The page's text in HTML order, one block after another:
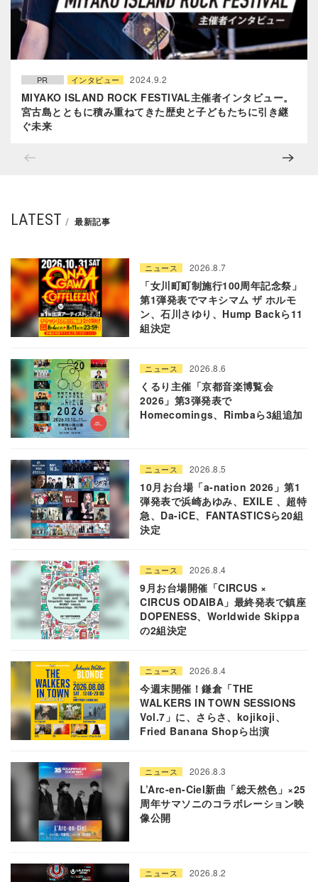
PR インタビュー 2024.9.2
MIYAKO ISLAND ROCK FESTIVAL主催者インタビュー。
宮古島とともに積み重ねてきた歴史と子どもたちに引き継
ぐ未来
LATEST 最新記事
ニュース 2026.8.7
「女川町町制施行100周年記念祭」
第1弾発表でマキシマム ザ ホルモ
ン、石川さゆり、Hump Backら11
組決定
ニュース 2026.8.6
くるり主催「京都音楽博覧会
2026」第3弾発表で
Homecomings、Rimbaら3組追加
ニュース 2026.8.5
10月お台場「a-nation 2026」第1
弾発表で浜崎あゆみ、EXILE 、超特
急、Da-iCE、FANTASTICSら20組
決定
ニュース 2026.8.4
9月お台場開催「CIRCUS ×
CIRCUS ODAIBA」最終発表で鎮座
DOPENESS、Worldwide Skippa
の2組決定
ニュース 2026.8.4
今週末開催！鎌倉「THE
WALKERS IN TOWN SESSIONS
Vol.7」に、さらさ、kojikoji、
Fried Banana Shopら出演
ニュース 2026.8.3
L’Arc-en-Ciel新曲「総天然色」×25
周年サマソニのコラボレーション映
像公開
ニュース 2026.8.2